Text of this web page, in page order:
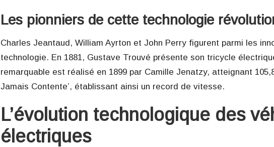
Les pionniers de cette technologie
Charles Jeantaud, William Ayrton et John Perry figurent parmi les
technologie. En 1881, Gustave Trouvé présente son tricycle
remarquable est réalisé en 1899 par Camille Jenatzy, atteignant
Jamais Contente’, établissant ainsi un record de vitesse.
L’évolution technologique des
électriques